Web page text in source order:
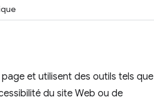
et utilisent des outils tels que
du site Web ou de